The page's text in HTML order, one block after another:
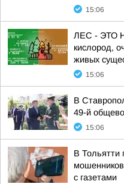
15:06
ЛЕС - ЭТО
кислород,
живых
15:06
В
49-й
15:06
В Тольятти
с газетами